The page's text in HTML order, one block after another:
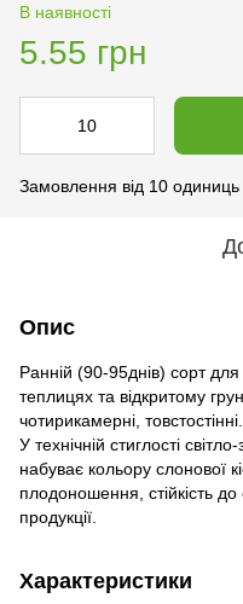
В наявності
5.55 грн
Замовлення від 10 одиниць
Опис
Ранній (90-95днів) сорт
теплицях та відкритому
чотирикамерні,
У технічній стиглості
набуває кольору слонової
плодоношення, стійкість до
продукції.
Характеристики